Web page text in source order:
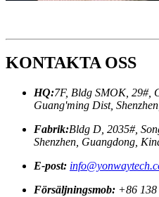
KONTAKTA OSS
HQ:7F, Bldg SMOK, 29#,
Guang'ming Dist,
Fabrik:Bldg D, 2035#,
Shenzhen, Guangdong,
E-post:
Försäljningsmob: +86 138